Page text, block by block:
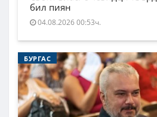
бил пиян
04.08.2026 00:53ч.
БУРГАС